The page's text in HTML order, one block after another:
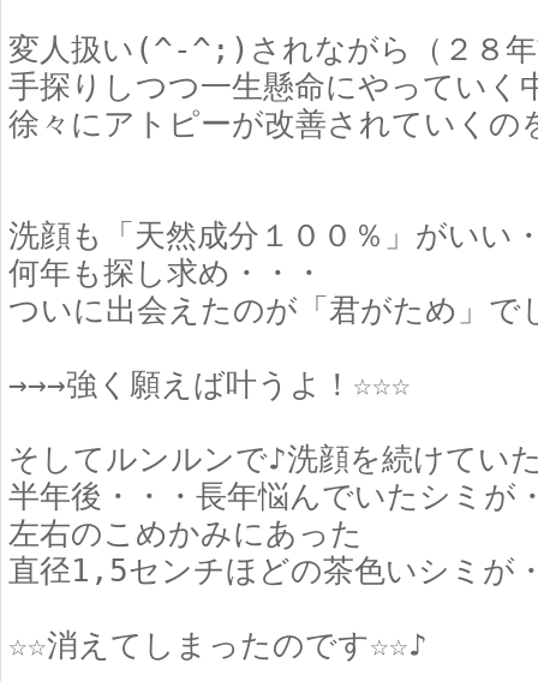
変人扱い(^-^;)されながら（２８年
手探りしつつ一生懸命にやっていく
徐々にアトピーが改善されていくの
洗顔も「天然成分１００％」がいい
何年も探し求め・・・
ついに出会えたのが「君がため」で
→→→強く願えば叶うよ！☆☆☆
そしてルンルンで♪洗顔を続けてい
半年後・・・長年悩んでいたシミが
左右のこめかみにあった
直径1,5センチほどの茶色いシミが
☆☆消えてしまったのです☆☆♪